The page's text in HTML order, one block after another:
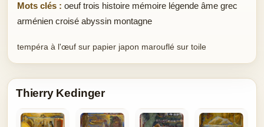
Mots clés : oeuf trois histoire mémoire légende âme grec
arménien croisé abyssin montagne
tempéra à l'œuf sur papier japon marouflé sur toile
Thierry Kedinger